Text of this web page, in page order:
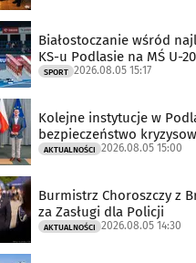
Białostoczanie wśród
KS-u Podlasie na MŚ U-20
SPORT 2026.08.05 15:17
Kolejne instytucje w
bezpieczeństwo
AKTUALNOŚCI 2026.08.05 15:00
Burmistrz Choroszczy z
za Zasługi dla Policji
AKTUALNOŚCI 2026.08.05 14:30